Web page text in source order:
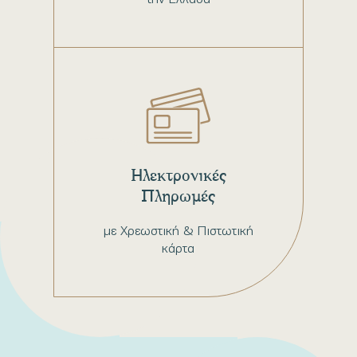
με Χρεωστική & Πιστωτική
κάρτα
Ηλεκτρονικές
Πληρωμές